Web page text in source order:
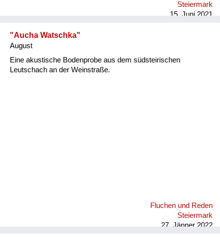
Steiermark
15. Juni 2021
"Aucha Watschka"
August
Eine akustische Bodenprobe aus dem südsteirischen
Leutschach an der Weinstraße.
Fluchen und Reden
Steiermark
27. Jänner 2022